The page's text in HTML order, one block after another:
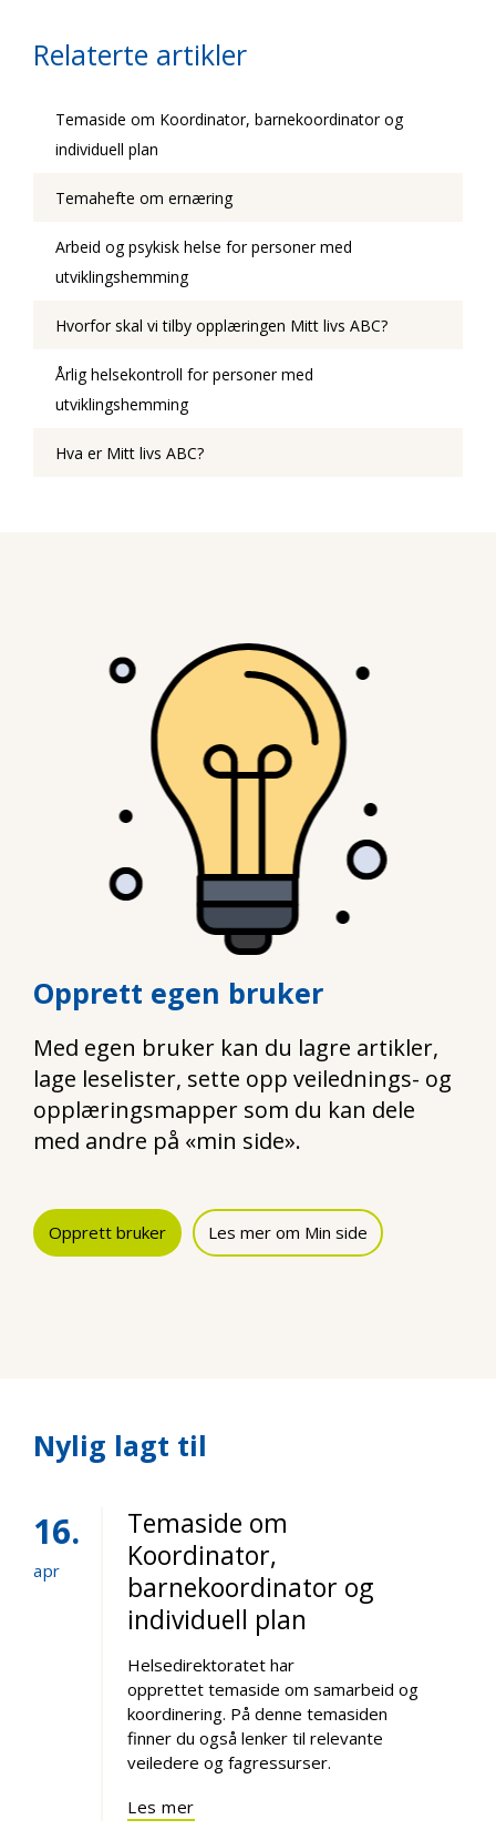
Relaterte artikler
Temaside om Koordinator, barnekoordinator og
individuell plan
Temahefte om ernæring
Arbeid og psykisk helse for personer med
utviklingshemming
Hvorfor skal vi tilby opplæringen Mitt livs ABC?
Årlig helsekontroll for personer med
utviklingshemming
Hva er Mitt livs ABC?
Opprett egen bruker
Med egen bruker kan du lagre artikler,
lage leselister, sette opp veilednings- og
opplæringsmapper som du kan dele
med andre på «min side».
Opprett bruker Les mer om Min side
Nylig lagt til
16
apr
Temaside om
Koordinator,
barnekoordinator og
individuell plan
Helsedirektoratet har
opprettet temaside om samarbeid og
koordinering. På denne temasiden
finner du også lenker til relevante
veiledere og fagressurser.
Les mer